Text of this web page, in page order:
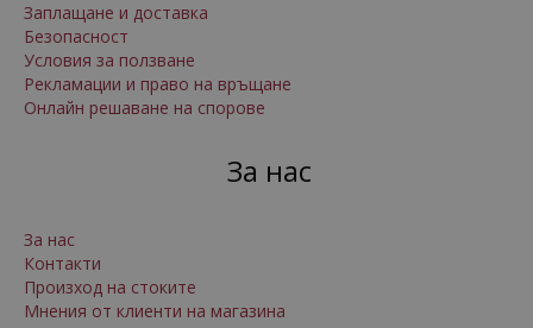
Заплащане и доставка
Безопасност
Условия за ползване
Рекламации и право на връщане
Онлайн решаване на спорове
За нас
За нас
Контакти
Произход на стоките
Мнения от клиенти на магазина